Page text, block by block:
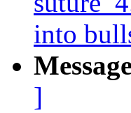
into
]